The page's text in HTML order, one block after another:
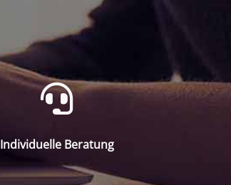
Individuelle Beratung